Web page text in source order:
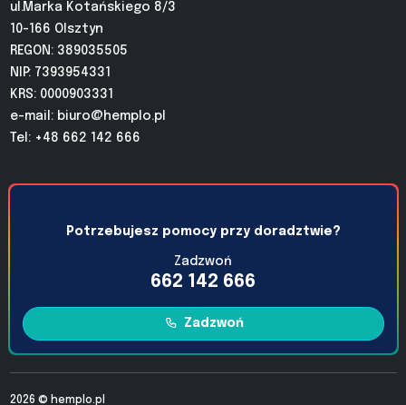
ul.Marka Kotańskiego 8/3
10-166 Olsztyn
REGON: 389035505
NIP: 7393954331
KRS: 0000903331
e-mail: biuro@hemplo.pl
Tel: +48 662 142 666
Potrzebujesz pomocy przy doradztwie?
Zadzwoń
662 142 666
Zadzwoń
2026 © hemplo.pl